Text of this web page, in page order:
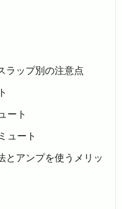
ラップ別の注意点
ート
ュート
とアンプを使うメリッ